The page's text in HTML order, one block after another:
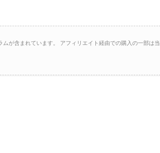
が含まれています。 アフィリエイト経由での購入の一部は当